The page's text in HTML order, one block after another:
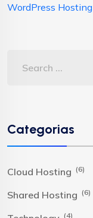
WordPress Hosting
Categorias
Cloud Hosting (6)
Shared Hosting (6)
(4)